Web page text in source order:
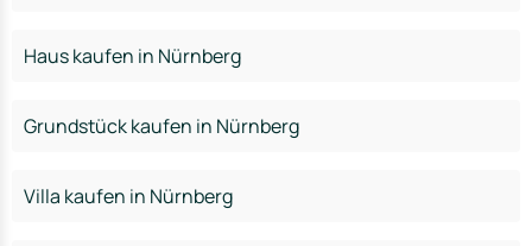
Haus kaufen in Nürnberg
Grundstück kaufen in Nürnberg
Villa kaufen in Nürnberg